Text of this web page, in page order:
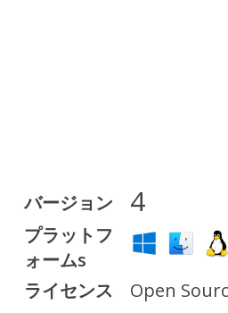
バージョン 4
プラットフ
ォームs
ライセンス
Open